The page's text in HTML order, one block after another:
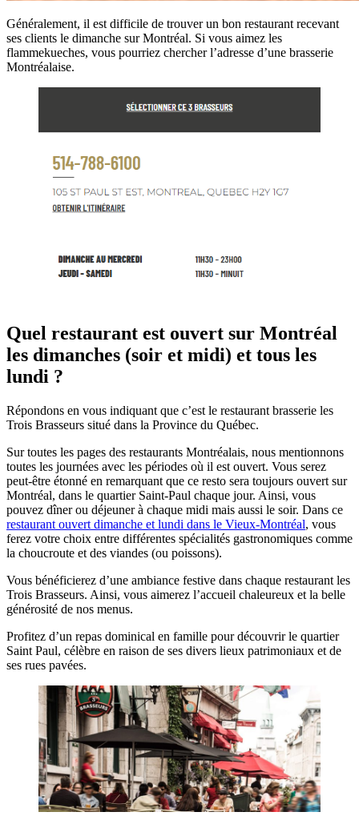
Généralement, il est difficile de trouver un bon restaurant recevant
ses clients le dimanche sur Montréal. Si vous aimez les
flammekueches, vous pourriez chercher l’adresse d’une brasserie
Montréalaise.
Quel restaurant est ouvert sur Montréal
les dimanches (soir et midi) et tous les
lundi ?
Répondons en vous indiquant que c’est le restaurant brasserie les
Trois Brasseurs situé dans la Province du Québec.
Sur toutes les pages des restaurants Montréalais, nous mentionnons
toutes les journées avec les périodes où il est ouvert. Vous serez
peut-être étonné en remarquant que ce resto sera toujours ouvert sur
Montréal, dans le quartier Saint-Paul chaque jour. Ainsi, vous
pouvez dîner ou déjeuner à chaque midi mais aussi le soir. Dans ce
restaurant ouvert dimanche et lundi dans le Vieux-Montréal, vous
ferez votre choix entre différentes spécialités gastronomiques comme
la choucroute et des viandes (ou poissons).
Vous bénéficierez d’une ambiance festive dans chaque restaurant les
Trois Brasseurs. Ainsi, vous aimerez l’accueil chaleureux et la belle
générosité de nos menus.
Profitez d’un repas dominical en famille pour découvrir le quartier
Saint Paul, célèbre en raison de ses divers lieux patrimoniaux et de
ses rues pavées.